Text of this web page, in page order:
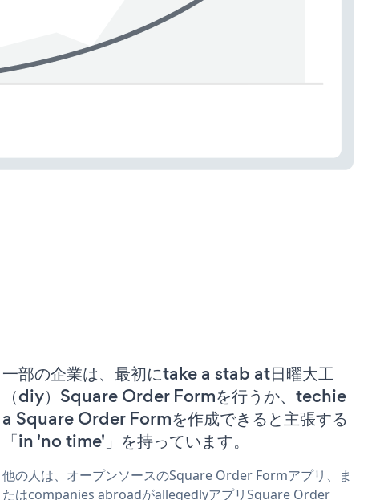
一部の企業は、最初にtake a stab at日曜大工
（diy）Square Order Formを行うか、techie
a Square Order Formを作成できると主張する
「in 'no time'」を持っています。
他の人は、オープンソースのSquare Order Formアプリ、ま
たはcompanies abroadがallegedlyアプリSquare Order